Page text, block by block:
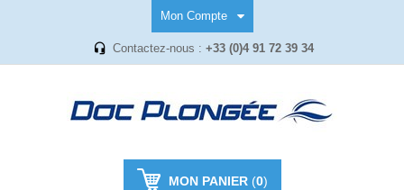
Mon Compte
Contactez-nous : +33 (0)4 91 72 39 34
MON PANIER(0)